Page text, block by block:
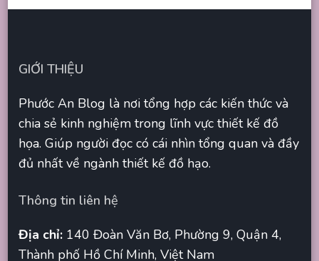
GIỚI THIỆU
Phước An Blog là nơi tổng hợp các kiến thức và
chia sẻ kinh nghiệm trong lĩnh vực thiết kế đồ
họa. Giúp người đọc có cái nhìn tổng quan và đầy
đủ nhất về ngành thiết kế đồ hạo.
Thông tin liên hệ
Địa chỉ: 140 Đoàn Văn Bơ, Phường 9, Quận 4,
Thành phố Hồ Chí Minh, Việt Nam